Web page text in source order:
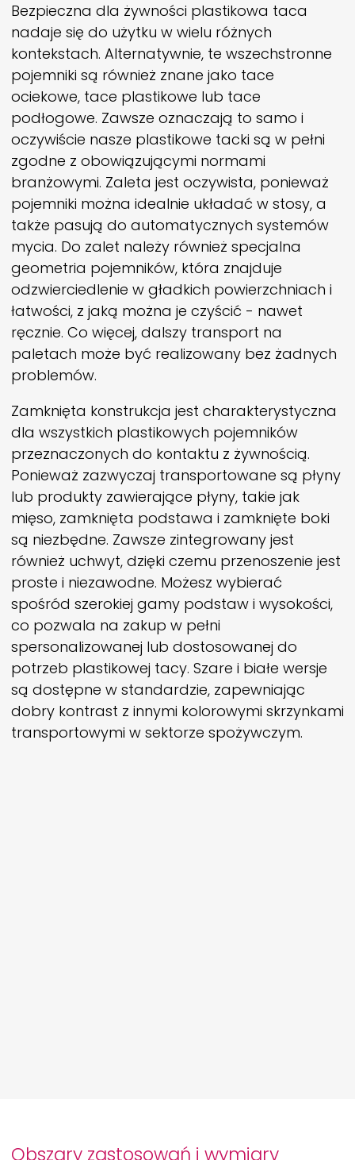
Bezpieczna dla żywności plastikowa taca
nadaje się do użytku w wielu różnych
kontekstach. Alternatywnie, te wszechstronne
pojemniki są również znane jako tace
ociekowe, tace plastikowe lub tace
podłogowe. Zawsze oznaczają to samo i
oczywiście nasze plastikowe tacki są w pełni
zgodne z obowiązującymi normami
branżowymi. Zaleta jest oczywista, ponieważ
pojemniki można idealnie układać w stosy, a
także pasują do automatycznych systemów
mycia. Do zalet należy również specjalna
geometria pojemników, która znajduje
odzwierciedlenie w gładkich powierzchniach i
łatwości, z jaką można je czyścić - nawet
ręcznie. Co więcej, dalszy transport na
paletach może być realizowany bez żadnych
problemów.
Zamknięta konstrukcja jest charakterystyczna
dla wszystkich plastikowych pojemników
przeznaczonych do kontaktu z żywnością.
Ponieważ zazwyczaj transportowane są płyny
lub produkty zawierające płyny, takie jak
mięso, zamknięta podstawa i zamknięte boki
są niezbędne. Zawsze zintegrowany jest
również uchwyt, dzięki czemu przenoszenie jest
proste i niezawodne. Możesz wybierać
spośród szerokiej gamy podstaw i wysokości,
co pozwala na zakup w pełni
spersonalizowanej lub dostosowanej do
potrzeb plastikowej tacy. Szare i białe wersje
są dostępne w standardzie, zapewniając
dobry kontrast z innymi kolorowymi skrzynkami
transportowymi w sektorze spożywczym.
Obszary zastosowań i wymiary